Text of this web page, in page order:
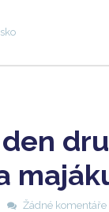
Žádné komentáře